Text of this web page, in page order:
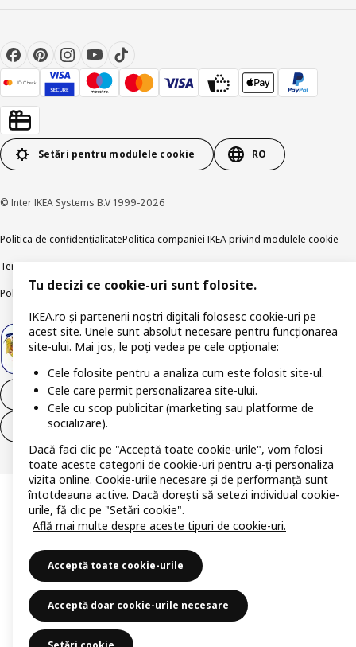
Setări pentru modulele cookie RO
© Inter IKEA Systems B.V 1999-2026
Politica de confidențialitatePolitica companiei IKEA privind modulele cookie
Termeni și Condiții
Politica de publicare responsabilăAccesibilitatea digitală
Retrage-te din contract
Retrage-te din contract (servicii)
Tu decizi ce cookie-uri sunt folosite.
IKEA.ro și partenerii noștri digitali folosesc cookie-uri pe
acest site. Unele sunt absolut necesare pentru funcționarea
site-ului. Mai jos, le poți vedea pe cele opționale:
Cele folosite pentru a analiza cum este folosit site-ul.
Cele care permit personalizarea site-ului.
Cele cu scop publicitar (marketing sau platforme de
socializare).
Dacă faci clic pe "Acceptă toate cookie-urile", vom folosi
toate aceste categorii de cookie-uri pentru a-ți personaliza
vizita online. Cookie-urile necesare și de performanță sunt
întotdeauna active. Dacă dorești să setezi individual cookie-
urile, fă clic pe "Setări cookie".
Află mai multe despre aceste tipuri de cookie-uri.
Acceptă toate cookie-urile
Acceptă doar cookie-urile necesare